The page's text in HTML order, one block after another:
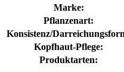
Marke:
Pflanzenart:
Konsistenz/
Kopfhaut-Pflege:
Produktarten: